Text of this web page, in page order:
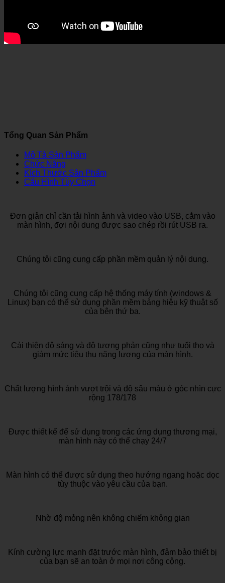
Tổng Quan Sản Phẩm
Mô Tả Sản Phẩm
Chức Năng
Kích Thước Sản Phẩm
Cấu Hình Tùy Chọn
Đơn giản chỉ cần tải hình ảnh và video vào USB, cắm vào
màn hình, đợi nội dung được sao chép rồi rút USB ra.
Chúng tôi cũng cung cấp phần mềm quản lý nội dung.
Chúng tôi cũng cung cấp hệ thống máy tính (windows &
Linux) bạn có thể sử dụng phần mềm bảng hiệu kỹ thuật số
của bên thứ ba.
Cải thiện độ sáng và độ tương phản cũng như tuổi thọ và
giảm mức tiêu thụ năng lượng của màn hình.
Chất lượng hình ảnh vượt trội và độ sâu màu ở góc nhìn cực
rộng 178/178
Được thiết kế để sử dụng trong các ứng dụng thương mại,
màn hình này có thể chạy 24/7
Màn hình có thể được sử dụng theo hướng ngang hoặc dọc
tùy thuộc vào yêu cầu của bạn.
Nhờ độ mỏng nên không chiếm không gian
Kính cường lực mạnh đặt trước màn hình, đảm bảo thiết bị
của bạn sẽ an toàn ở mọi nơi công cộng.